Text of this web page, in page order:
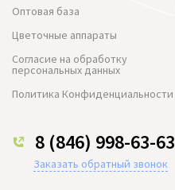
Оптовая база
Цветочные аппараты
Согласие на обработку
персональных данных
Политика Конфиденциальности
8 (846) 998-63-63
Заказать обратный звонок